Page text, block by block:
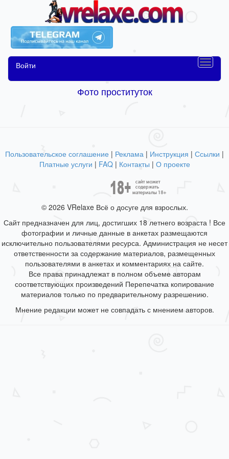
Войти
Фото проституток
Пользовательское соглашение | Реклама | Инструкция | Ссылки |
Платные услуги | FAQ| Контакты | О проекте
© 2026 VRelaxe Всё о досуге для взрослых.
Сайт предназначен для лиц, достигших 18 летнего возраста ! Все
фотографии и личные данные в анкетах размещаются
исключительно пользователями ресурса. Администрация не несет
ответственности за содержание материалов, размещенных
пользователями в анкетах и комментариях на сайте.
Все права принадлежат в полном объеме авторам
соответствующих произведений Перепечатка копирование
материалов только по предварительному разрешению.
Мнение редакции может не совпадать с мнением авторов.